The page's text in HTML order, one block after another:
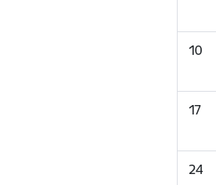
10
17
24